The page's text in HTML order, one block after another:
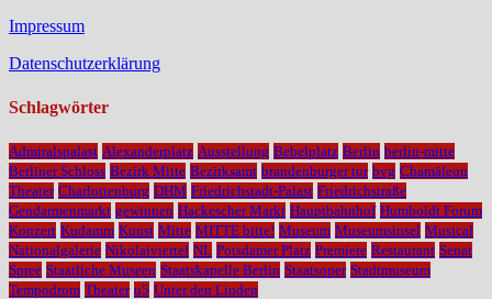
Impressum
Datenschutzerklärung
Schlagwörter
Admiralspalast Alexanderplatz Ausstellung Bebelplatz Berlin berlin-mitte
Berliner Schloss Bezirk Mitte Bezirksamt brandenburger tor bvg Chamäleon
Theater Charlottenburg DHM Friedrichstadt-Palast Friedrichstraße
Gendarmenmarkt gewinnen Hackescher Markt Hauptbahnhof Humboldt Forum
Konzert Kudamm Kunst Mitte MITTE bitte! Museum Museumsinsel Musical
Nationalgalerie Nikolaiviertel NL Potsdamer Platz Premiere Restaurant Senat
Spree Staatliche Museen Staatskapelle Berlin Staatsoper Stadtmuseum
Tempodrom Theater u5 Unter den Linden